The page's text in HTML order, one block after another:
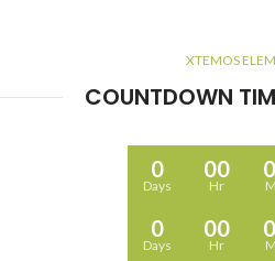
XTEMOS
COUNTDOWN
0
Days
00
Hr
0
Days
00
Hr